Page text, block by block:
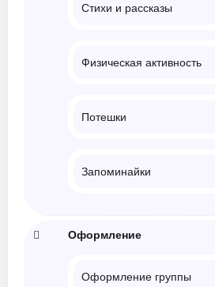
Стихи и рассказы
Физическая активность
Потешки
Запоминайки
Оформление
Оформление группы